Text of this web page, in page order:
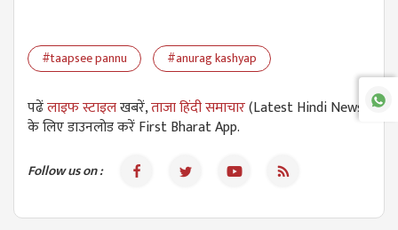
#taapsee pannu #anurag kashyap
पढेंलाइफ स्टाइलखबरें,ताजा हिंदी समाचार(Latest Hindi News)
के लिए डाउनलोड करें First Bharat App.
Follow us on :